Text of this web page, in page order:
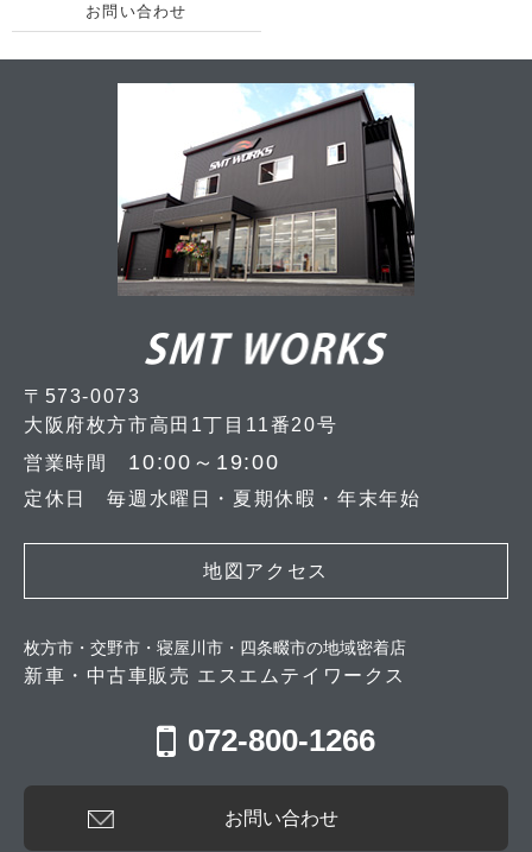
お問い合わせ
〒573-0073
大阪府枚方市高田1丁目11番20号
営業時間 10:00～19:00
定休日 毎週水曜日・夏期休暇・年末年始
地図アクセス
枚方市・交野市・寝屋川市・四条畷市の地域密着店
新車・中古車販売 エスエムテイワークス
072-800-1266
お問い合わせ